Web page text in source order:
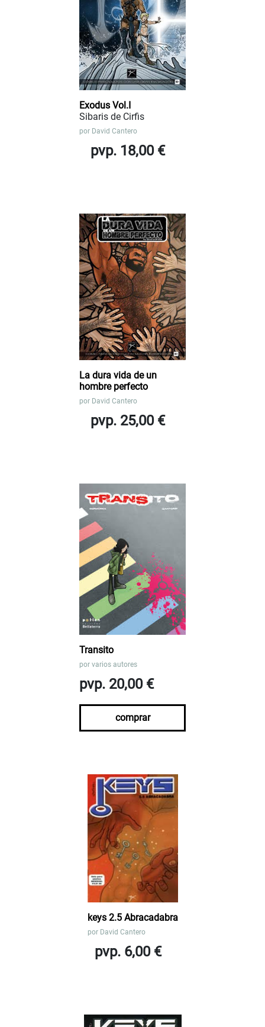
Exodus Vol.I
Sibaris de Cirfis
por David Cantero
pvp. 18,00 €
La dura vida de un
hombre perfecto
por David Cantero
pvp. 25,00 €
Transito
por varios autores
pvp. 20,00 €
comprar
keys 2.5 Abracadabra
por David Cantero
pvp. 6,00 €